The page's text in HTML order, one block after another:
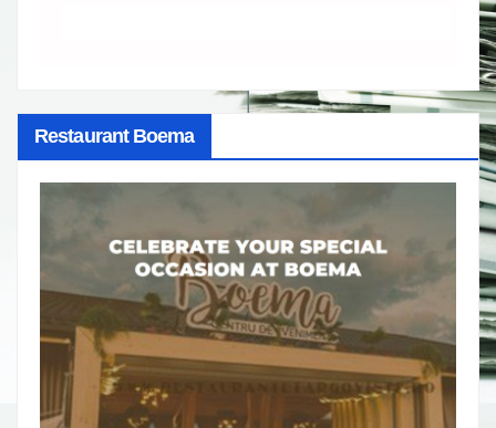
Restaurant Boema